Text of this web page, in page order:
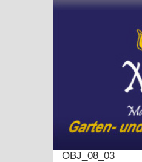
OBJ_08_03